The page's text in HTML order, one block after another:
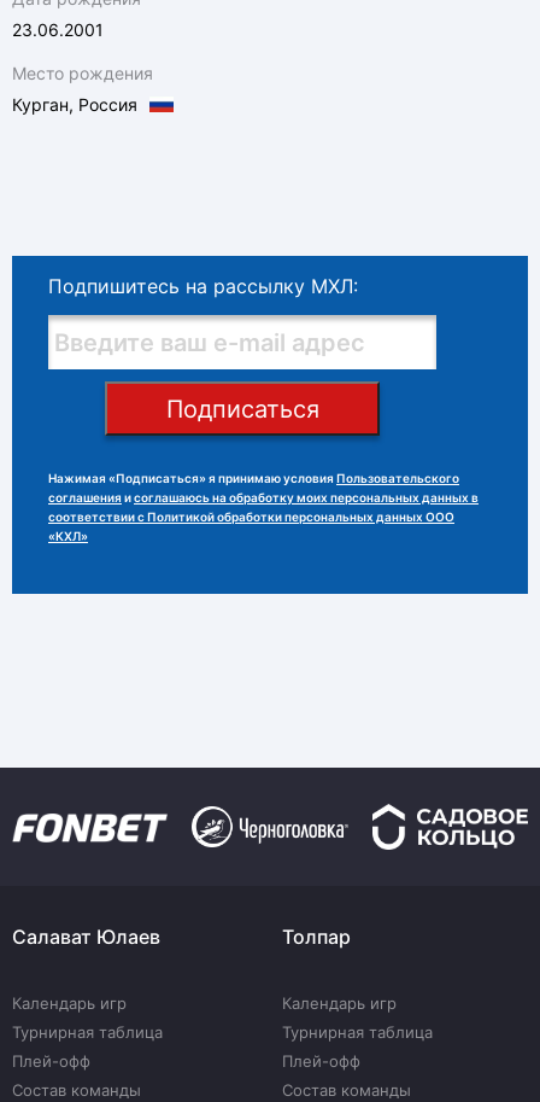
23.06.2001
Место рождения
Курган, Россия
Подпишитесь на рассылку МХЛ:
Подписаться
Нажимая «Подписаться» я принимаю условия Пользовательского
соглашения исоглашаюсь на обработку моих персональных данных в
соответствии с Политикой обработки персональных данных ООО
«КХЛ»
Салават Юлаев
Календарь игр
Турнирная таблица
Плей-офф
Состав команды
Толпар
Календарь игр
Турнирная таблица
Плей-офф
Состав команды